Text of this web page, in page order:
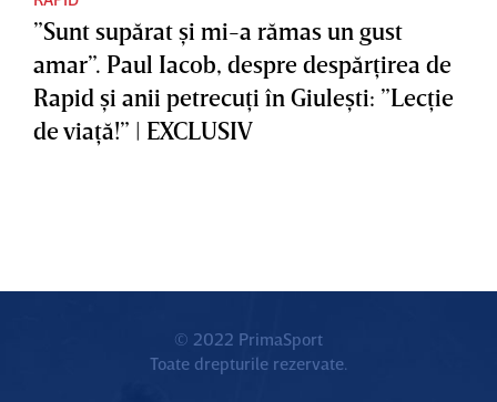
”Sunt supărat şi mi-a rămas un gust
amar”. Paul Iacob, despre despărţirea de
Rapid şi anii petrecuţi în Giuleşti: ”Lecţie
de viaţă!” | EXCLUSIV
© 2022 PrimaSport
Toate drepturile rezervate.